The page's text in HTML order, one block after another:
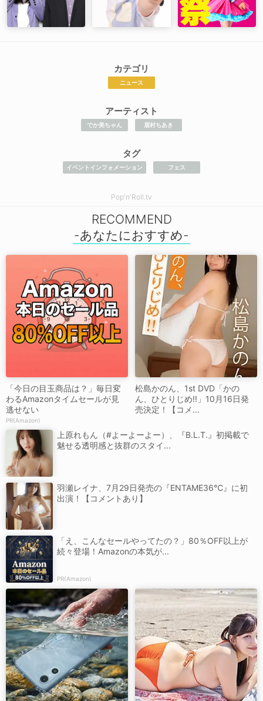
カテゴリ
ニュース
アーティスト
でか美ちゃん 眉村ちあき
タグ
イベントインフォメーション フェス
Pop'n'Roll.tv
RECOMMEND
「今日の目玉商品は？」毎日変
わるAmazonタイムセールが見
逃せない
PR(Amazon)
松島かのん、1st DVD「かの
ん、ひとりじめ!!」10月16日発
売決定！【コメ...
上原れもん（#よーよーよー）、『B.L.T.』初掲載で
魅せる透明感と抜群のスタイ...
羽瀬レイナ、7月29日発売の『ENTAME36℃』に初
出演！【コメントあり】
「え、こんなセールやってたの？」80％OFF以上が
続々登場！Amazonの本気が...
PR(Amazon)